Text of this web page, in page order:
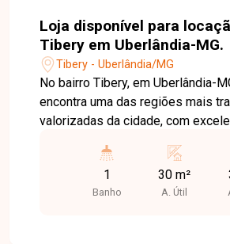
Loja disponível para
Tibery em Uberlândia-MG.
Tibery - Uberlândia/MG
No bairro Tibery, em Uberlândia-
encontra uma das regiões mais
valorizadas da cidade, com
acesso às principais avenidas,
próximo a comércios, bancos,
diversos serviços. Loja disponível para locação
1
Banho
30 m²
A. Útil